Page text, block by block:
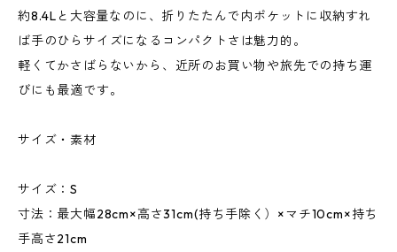
約8.4Lと大容量なのに、折りたたんで内ポケットに収納すれ
ば手のひらサイズになるコンパクトさは魅力的。
軽くてかさばらないから、近所のお買い物や旅先での持ち運
びにも最適です。
サイズ・素材
サイズ：S
寸法：最大幅28cm×高さ31cm(持ち手除く）×マチ10cm×持ち
手高さ21cm